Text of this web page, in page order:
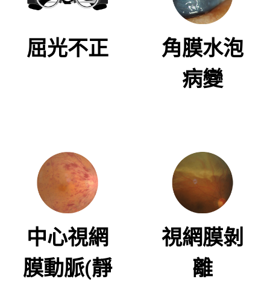
屈光不正
角膜水泡
病變
中心視網
膜動脈(靜
視網膜剝
離